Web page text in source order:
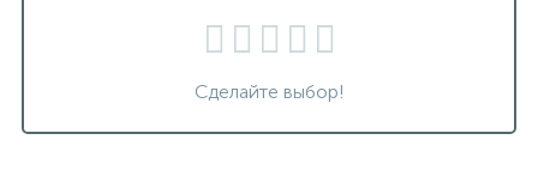
Сделайте выбор!